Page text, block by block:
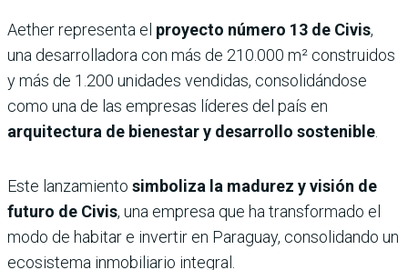
Aether representa el proyecto número 13 de Civis,
una desarrolladora con más de 210.000 m² construidos
y más de 1.200 unidades vendidas, consolidándose
como una de las empresas líderes del país en
arquitectura de bienestar y desarrollo sostenible
Este lanzamiento simboliza la madurez y visión de
futuro de Civis, una empresa que ha transformado el
modo de habitar e invertir en Paraguay, consolidando un
ecosistema inmobiliario integral.